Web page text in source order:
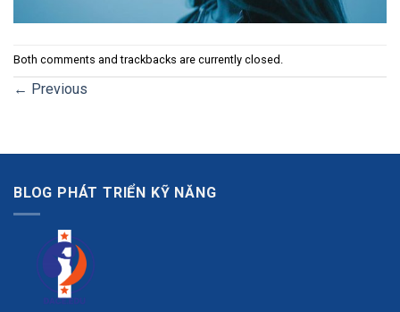
Both comments and trackbacks are currently closed.
← Previous
BLOG PHÁT TRIỂN KỸ NĂNG